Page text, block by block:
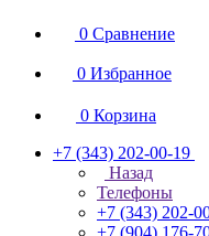
0 Сравнение
0 Избранное
0 Корзина
+7 (343) 202-00-19
Назад
Телефоны
+7 (343) 202-
+7 (904) 176-